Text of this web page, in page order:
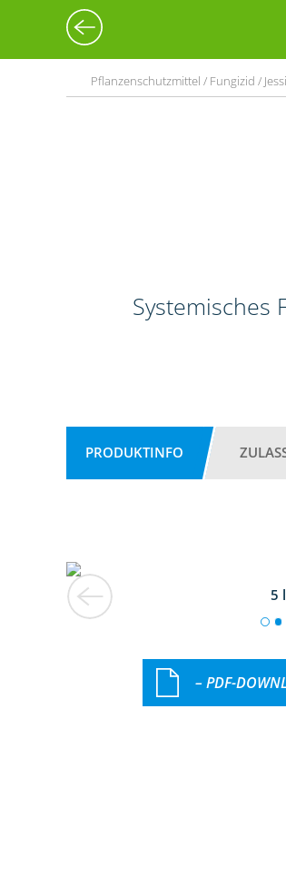
Pflanzenschutzmittel / Fungizid /
Systemisches
PRODUKTINFO
5 l
– PDF-